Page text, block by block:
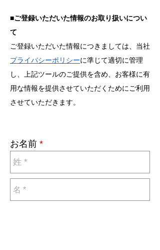
■ご登録いただいた情報のお取り扱いについ
て
ご登録いただいた情報につきましては、当社
プライバシーポリシーに準じて適切に管理
し、上記ツールのご提供を含め、お客様に有
用な情報を提供させていただくためにご利用
させていただきます。
お名前